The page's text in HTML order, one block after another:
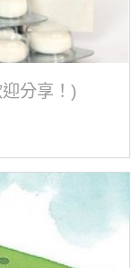
分享！)